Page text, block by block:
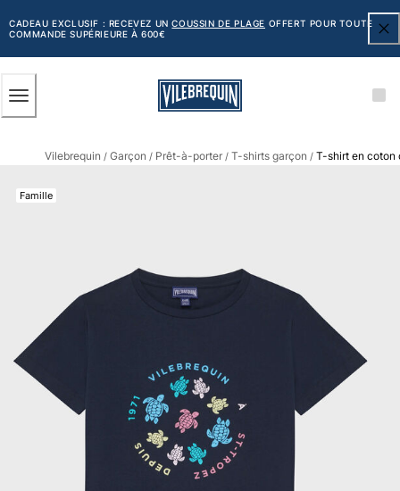
AU
CONTENU
PRINCIPAL
CADEAU EXCLUSIF : RECEVEZ UNCOUSSIN DE PLAGE OFFERT POUR TOUTE
COMMANDE SUPÉRIEURE À 600€
Tous les articles
Classique stretch
Classique ultra-léger
Brodés Edition Numérotée
T-shirts Anti UV
Slips de bain
Le Magique
Tous les articles
Vilebrequin / Garçon / Prêt-à-porter / T-shirts garçon / T-shirt en coton
Famille